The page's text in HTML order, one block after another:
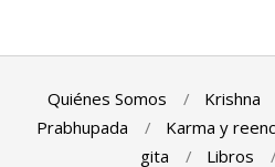
Quiénes Somos Krishna
Prabhupada
Karma y
gita
Libros